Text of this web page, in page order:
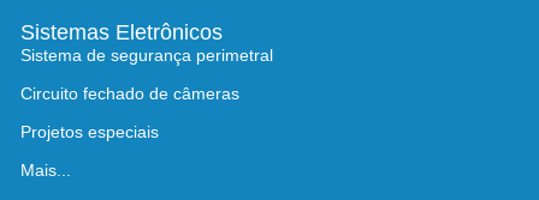
Sistemas Eletrônicos
Sistema de segurança perimetral
Circuito fechado de câmeras
Projetos especiais
Mais...